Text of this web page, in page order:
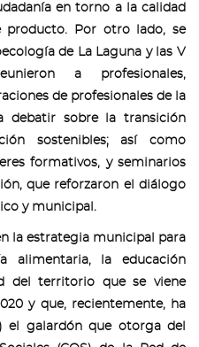
en torno a la calidad
Por otro lado, se
de La Laguna y las V
a profesionales,
de profesionales de la
debatir sobre la transición
sostenibles; así como
formativos, y seminarios
que reforzaron el diálogo
y municipal.
la estrategia municipal para
alimentaria, la educación
del territorio que se viene
y que, recientemente, ha
el galardón que otorga del